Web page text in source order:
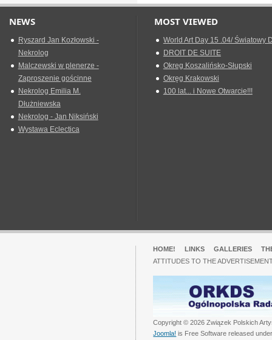
NEWS
Ryszard Jan Kozłowski -
Nekrolog
Malczewski w plenerze -
Zaproszenie gościnne
Nekrolog Emilia M.
Dłużniewska
Nekrolog - Jan Niksiński
Wystawa Eclectica
MOST VIEWED
World Art Day 15 .04/ Światowy
DROIT DE SUITE
Okreg Koszalińsko-Słupski
Okręg Krakowski
100 lat... i Nowe Otwarcie!!!
HOME! LINKS GALLERIES
ATTITUDES TO THE
Copyright © 2026 Związek Polskich
Joomla! is Free Software released